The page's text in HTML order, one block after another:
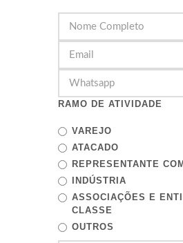
RAMO DE ATIVIDADE
VAREJO
ATACADO
REPRESENTANTE
INDÚSTRIA
ASSOCIAÇÕES E
CLASSE
OUTROS